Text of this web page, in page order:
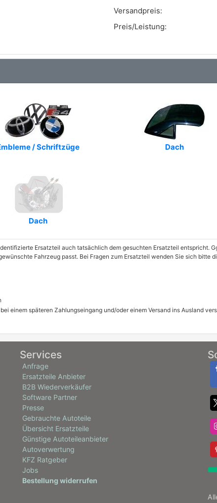
Versandpreis:
Preis/Leistung:
/ Schriftzüge Dach
Dach
Ersatzteil auch tatsächlich dem gesuchten Ersatzteil entspricht.
Fahrzeug passt. Bei Fragen zum Ersatzteil wenden Sie sich bitte
einem späteren Zahlungseingang und/oder einem Versand ins Ausland
Services
Anfrage
Ersatzteile Anbieter
B2B Wiederverkäufer
Software Partner
Presse
Gebrauchte Autoteile
Übersicht Ersatzteile
Günstige Autoteileanbieter
Autoverwertung
KFZ Ratgeber
Jobs
Bestellung widerrufen